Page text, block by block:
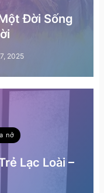
Đời Sống
2025
nở
Lạc Loài –